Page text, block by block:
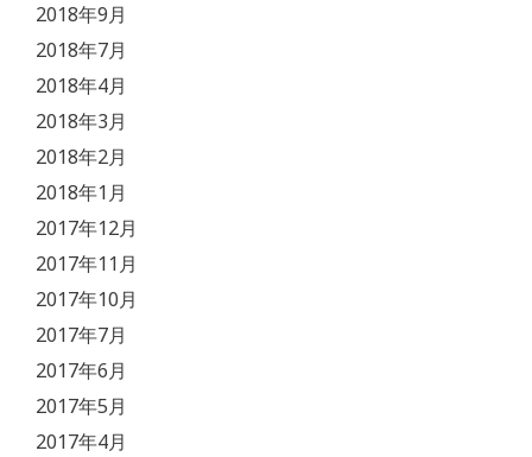
2018年9月
2018年7月
2018年4月
2018年3月
2018年2月
2018年1月
2017年12月
2017年11月
2017年10月
2017年7月
2017年6月
2017年5月
2017年4月